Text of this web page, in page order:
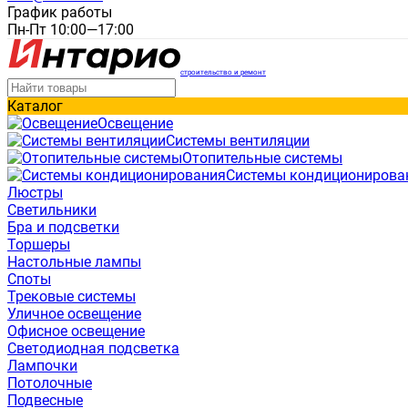
График работы
Пн-Пт 10:00—17:00
строительство и ремонт
Каталог
Освещение
Системы вентиляции
Отопительные системы
Системы
Люстры
Светильники
Бра и подсветки
Торшеры
Настольные лампы
Споты
Трековые системы
Уличное освещение
Офисное освещение
Светодиодная подсветка
Лампочки
Потолочные
Подвесные